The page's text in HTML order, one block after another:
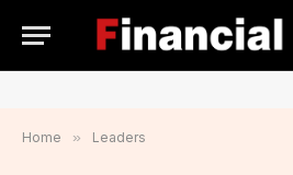
Home » Leaders